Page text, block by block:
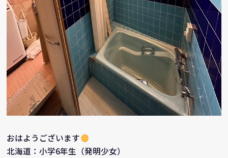
おはようございます
北海道：小学6年生（発明少女）